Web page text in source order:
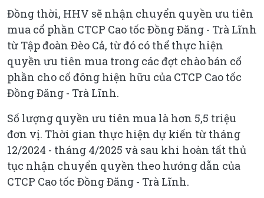
Đồng thời, HHV sẽ nhận chuyển quyền ưu tiên
mua cổ phần CTCP Cao tốc Đồng Đăng - Trà Lĩnh
từ Tập đoàn Đèo Cả, từ đó có thể thực hiện
quyền ưu tiên mua trong các đợt chào bán cổ
phần cho cổ đông hiện hữu của CTCP Cao tốc
Đồng Đăng - Trà Lĩnh.
Số lượng quyền ưu tiên mua là hơn 5,5 triệu
đơn vị. Thời gian thực hiện dự kiến từ tháng
12/2024 - tháng 4/2025 và sau khi hoàn tất thủ
tục nhận chuyển quyền theo hướng dẫn của
CTCP Cao tốc Đồng Đăng - Trà Lĩnh.